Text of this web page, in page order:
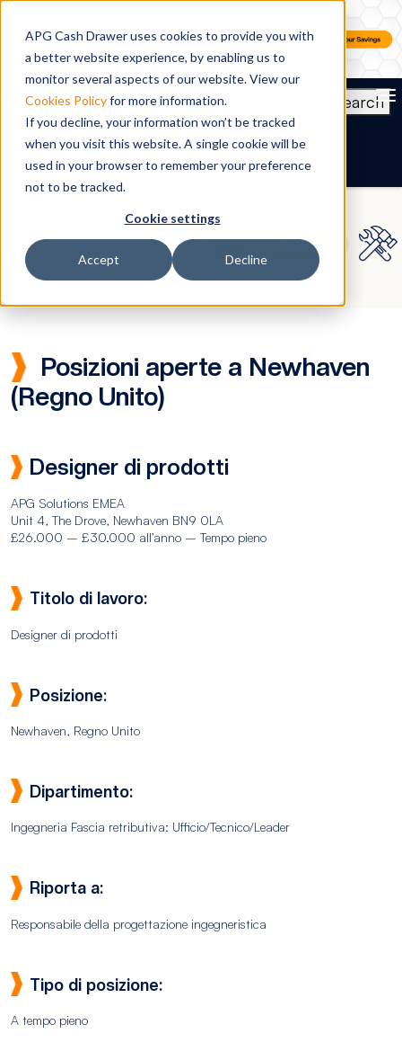
APG Cash Drawer uses cookies to provide you with
a better website experience, by enabling us to
monitor several aspects of our website. View our
Cookies Policyfor more information.
If you decline, your information won’t be tracked
when you visit this website. A single cookie will be
used in your browser to remember your preference
not to be tracked.
Cookie settings
Accept Decline
Search
IT
Posizioni aperte a Newhaven
(Regno Unito)
Designer di prodotti
APG Solutions EMEA
Unit 4, The Drove, Newhaven BN9 0LA
£26.000 – £30.000 all’anno – Tempo pieno
Titolo di lavoro:
Designer di prodotti
Posizione:
Newhaven, Regno Unito
Dipartimento:
Ingegneria Fascia retributiva: Ufficio/Tecnico/Leader
Riporta a:
Responsabile della progettazione ingegneristica
Tipo di posizione:
A tempo pieno